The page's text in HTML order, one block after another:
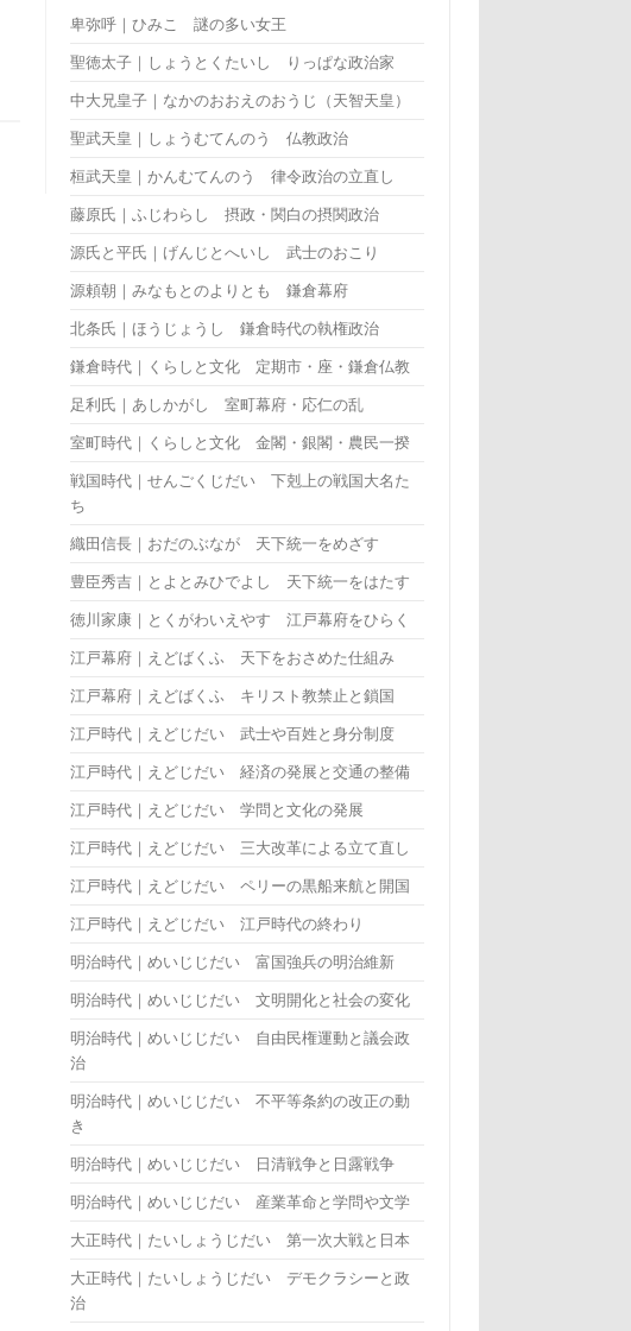
卑弥呼｜ひみこ 謎の多い女王
聖徳太子｜しょうとくたいし りっぱな政治家
中大兄皇子｜なかのおおえのおうじ（天智天皇）
聖武天皇｜しょうむてんのう 仏教政治
桓武天皇｜かんむてんのう 律令政治の立直し
藤原氏｜ふじわらし 摂政・関白の摂関政治
源氏と平氏｜げんじとへいし 武士のおこり
源頼朝｜みなもとのよりとも 鎌倉幕府
北条氏｜ほうじょうし 鎌倉時代の執権政治
鎌倉時代｜くらしと文化 定期市・座・鎌倉仏教
足利氏｜あしかがし 室町幕府・応仁の乱
室町時代｜くらしと文化 金閣・銀閣・農民一揆
戦国時代｜せんごくじだい 下剋上の戦国大名た
ち
織田信長｜おだのぶなが 天下統一をめざす
豊臣秀吉｜とよとみひでよし 天下統一をはたす
徳川家康｜とくがわいえやす 江戸幕府をひらく
江戸幕府｜えどばくふ 天下をおさめた仕組み
江戸幕府｜えどばくふ キリスト教禁止と鎖国
江戸時代｜えどじだい 武士や百姓と身分制度
江戸時代｜えどじだい 経済の発展と交通の整備
江戸時代｜えどじだい 学問と文化の発展
江戸時代｜えどじだい 三大改革による立て直し
江戸時代｜えどじだい ペリーの黒船来航と開国
江戸時代｜えどじだい 江戸時代の終わり
明治時代｜めいじじだい 富国強兵の明治維新
明治時代｜めいじじだい 文明開化と社会の変化
明治時代｜めいじじだい 自由民権運動と議会政
治
明治時代｜めいじじだい 不平等条約の改正の動
き
明治時代｜めいじじだい 日清戦争と日露戦争
明治時代｜めいじじだい 産業革命と学問や文学
大正時代｜たいしょうじだい 第一次大戦と日本
大正時代｜たいしょうじだい デモクラシーと政
治